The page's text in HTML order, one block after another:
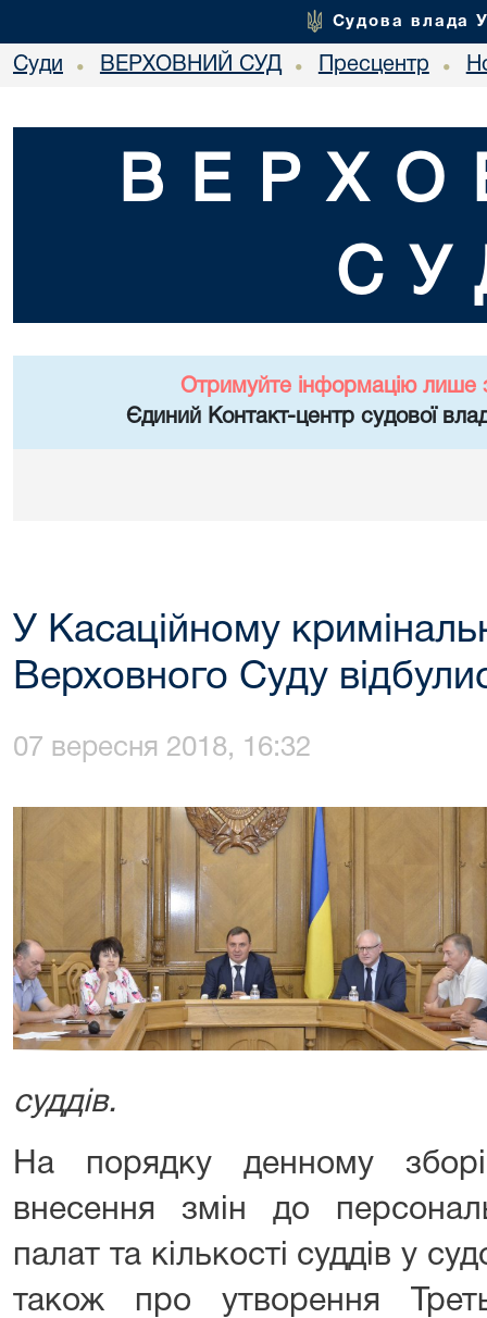
Судова влада
Суди • ВЕРХОВНИЙ СУД • Пресцентр •
Отримуйте інформацію лише
Єдиний Контакт-центр судової
У Касаційному
Верховного Суду
07 вересня 2018, 16:32
суддів.
На порядку денному
внесення змін до
палат та кількості суддів у
також про утворення